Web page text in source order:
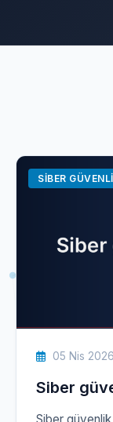
SIBER
05 Nis 2026
Siber